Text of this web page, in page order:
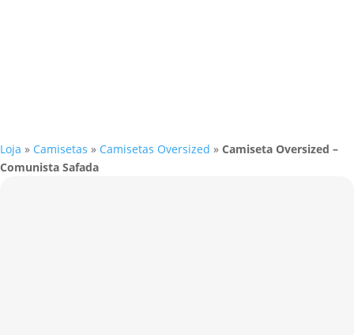
Loja » Camisetas » Camisetas Oversized » Camiseta Oversized –
Comunista Safada